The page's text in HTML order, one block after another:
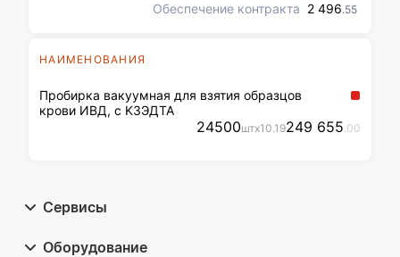
Обеспечение контракта 2 496.55
НАИМЕНОВАНИЯ
Пробирка вакуумная для взятия образцов
крови ИВД, с K3ЭДТА
24500штx10.19249 655.00
Сервисы
Оборудование